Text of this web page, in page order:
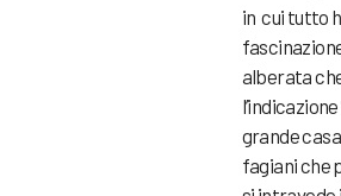
in cui tutto
alberata
grande
fagiani che